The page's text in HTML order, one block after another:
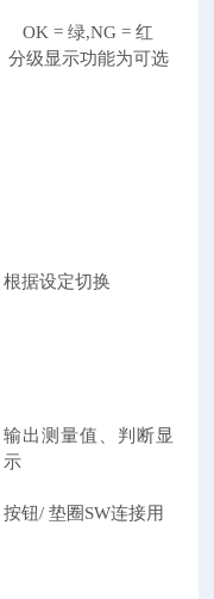
OK =绿,NG = 红
分级显示功能为可选
根据设定切换
输出测量值、判断显
示
按钮/ 垫圈SW连接用